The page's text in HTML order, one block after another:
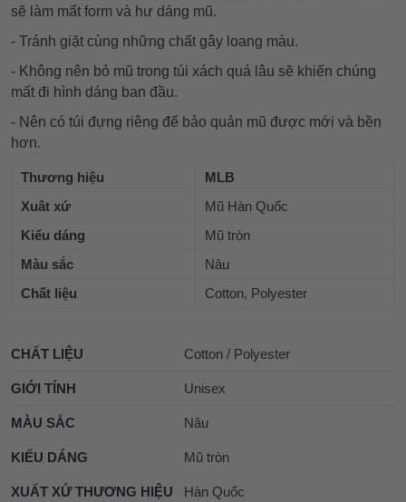
sẽ làm mất form và hư dáng mũ.
- Tránh giặt cùng những chất gây loang màu.
- Không nên bỏ mũ trong túi xách quá lâu sẽ khiến chúng
mất đi hình dáng ban đầu.
- Nên có túi đựng riêng để bảo quản mũ được mới và bền
hơn.
Thương hiệu
MLB
Xuât xứ
Mũ Hàn Quốc
Kiểu dáng
Mũ tròn
Màu sắc
Nâu
Chất liệu
Cotton, Polyester
CHẤT LIỆU Cotton / Polyester
GIỚI TÍNH Unisex
MÀU SẮC Nâu
KIỂU DÁNG Mũ tròn
XUẤT XỨ THƯƠNG HIỆU Hàn Quốc